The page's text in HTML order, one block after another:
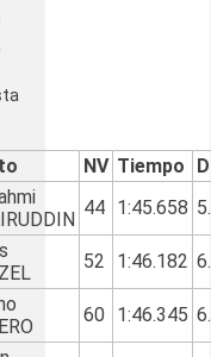
NV Tiempo
44 1:45.658
52 1:46.182
60 1:46.345